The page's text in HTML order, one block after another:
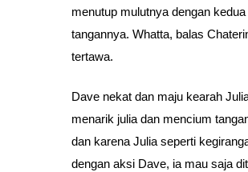
menutup mulutnya dengan kedua
tangannya. Whatta, balas
tertawa.
Dave nekat dan maju kearah
menarik julia dan mencium
dan karena Julia seperti
dengan aksi Dave, ia mau saja